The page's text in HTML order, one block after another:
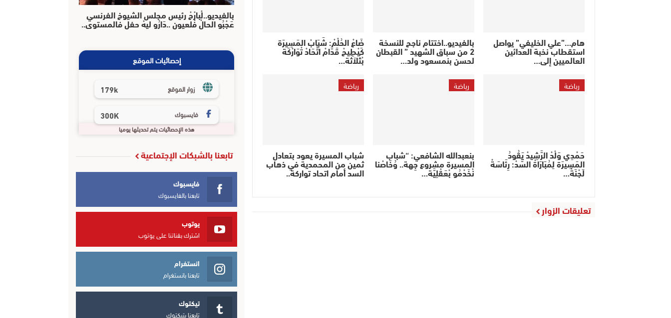
هام…”علي الخليفي” يواصل
استقطاب نخبة العدائين
العالميين إلى…
بالفيديو..اختتام ناجح للنسخة
2 من سباق الشهيد ” القبطان
لحسن بنمسعود ولد…
ضَاعْ الحُلْمْ: شَبَابْ المَسِيرَة
كَيْطِيحْ قَدَّامْ اتِّحَادْ تْوَارْكَة
بْثْلاَثَة…
رياضة
حَمْدِي وَلْدْ الرَّشِيدْ يَقُودُ
المَسِيرَة لِمُبَارَاةْ السَّدْ: رِئَاسَةْ
لَجْنَةْ…
رياضة
بنعبدالله الشافعي: “شباب
المسيرة مشروع جِهة.. وُخَاصْنا
نْخَدْمُو بْعَقْلِيَّة…
رياضة
شباب المسيرة يعود بتعادل
ثمين من المحمدية في ذهاب
السد أمام اتحاد تواركة..
تعليقات الزوار
بالفيديو..لْبارْحْ رئيس مجلس الشيوخ الفرنسي
عَجْبُو الحالْ فْلعيون ..دَارُو ليهْ حفل فالمستوى..
إحصائيات الموقع
زوار الموقع 179k
فايسبوك 300K
هذه الإحصائيات يتم تحديثها يوميا
تابعنا بالشبكات الإجتماعية
فايسبوك
تابعنا بالفايسبوك
يوتوب
اشترك بقناتنا على يوتوب
انستغرام
تابعنا بانستغرام
تيكتوك
تابعنا بتيكتوك